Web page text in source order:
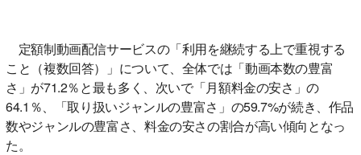
定額制動画配信サービスの「利用を継続する上で重視する
こと（複数回答）」について、全体では「動画本数の豊富
さ」が71.2％と最も多く、次いで「月額料金の安さ」の
64.1％、「取り扱いジャンルの豊富さ」の59.7%が続き、作品
数やジャンルの豊富さ、料金の安さの割合が高い傾向となっ
た。